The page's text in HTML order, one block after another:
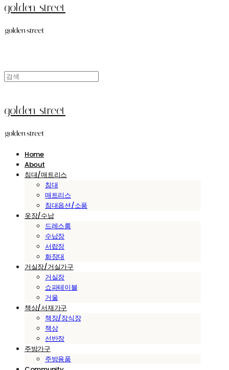
golden street
golden street
Home
About
침대/매트리스
침대
매트리스
침대옵션/소품
옷장/수납
드레스룸
수납장
서랍장
화장대
거실장/거실가구
거실장
쇼파테이블
거울
책상/서재가구
책장/장식장
책상
선반장
주방가구
주방용품